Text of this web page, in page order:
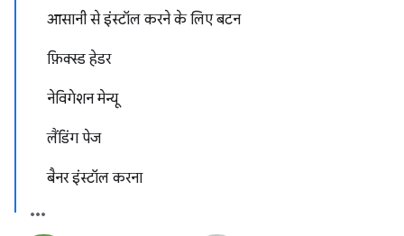
आसानी से इंस्टॉल करने के लिए बटन
फ़िक्स्ड हेडर
नेविगेशन मेन्यू
लैंडिंग पेज
बैनर इंस्टॉल करना